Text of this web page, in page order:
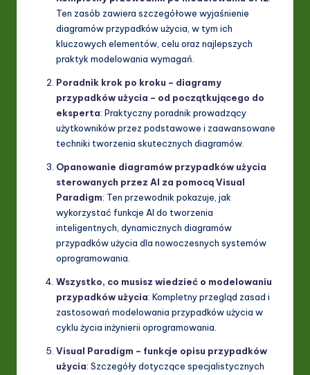
Ten zasób zawiera szczegółowe wyjaśnienie
diagramów przypadków użycia, w tym ich
kluczowych elementów, celu oraz najlepszych
praktyk modelowania wymagań.
Poradnik krok po kroku – diagramy
przypadków użycia – od początkującego do
eksperta: Praktyczny poradnik prowadzący
użytkowników przez podstawowe i zaawansowane
techniki tworzenia skutecznych diagramów.
Opanowanie diagramów przypadków użycia
sterowanych przez AI za pomocą Visual
Paradigm: Ten przewodnik pokazuje, jak
wykorzystać funkcje AI do tworzenia
inteligentnych, dynamicznych diagramów
przypadków użycia dla nowoczesnych systemów
oprogramowania.
Wszystko, co musisz wiedzieć o modelowaniu
przypadków użycia: Kompletny przegląd zasad i
zastosowań modelowania przypadków użycia w
cyklu życia inżynierii oprogramowania.
Visual Paradigm – funkcje opisu przypadków
użycia: Szczegóły dotyczące specjalistycznych